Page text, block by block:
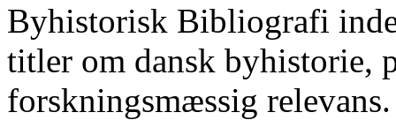
Byhistorisk Bibliografi
titler om dansk byhistorie,
forskningsmæssig relevans.